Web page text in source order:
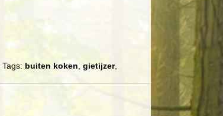
Tags: buiten koken ,gietijzer,